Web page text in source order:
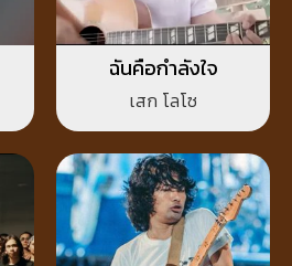
ฉันคือกำลังใจ
เสก โลโซ